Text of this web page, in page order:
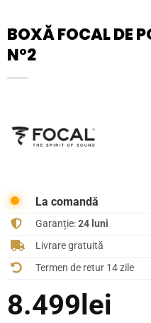
BOXĂ FOCAL DE
N°2
La comandă
Garanție:24 luni
Livrare gratuită
Termen de retur 14 zile
8.499 lei